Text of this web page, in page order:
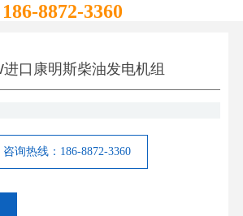
186-8872-3360
进口康明斯柴油发电机组
咨询热线：186-8872-3360